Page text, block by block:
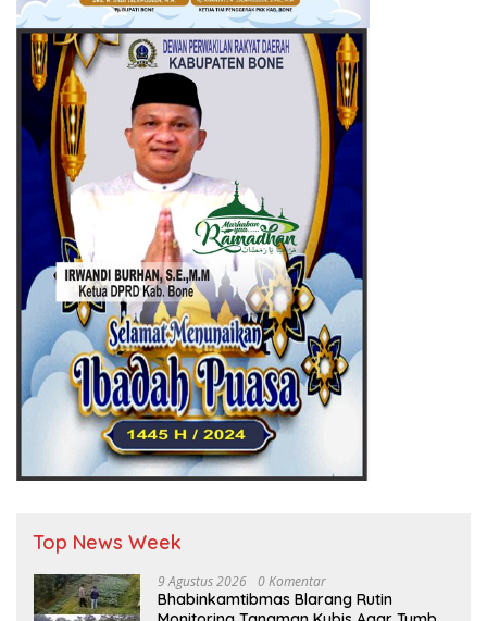
Top News Week
9 Agustus 2026 0 Komentar
Bhabinkamtibmas Blarang Rutin